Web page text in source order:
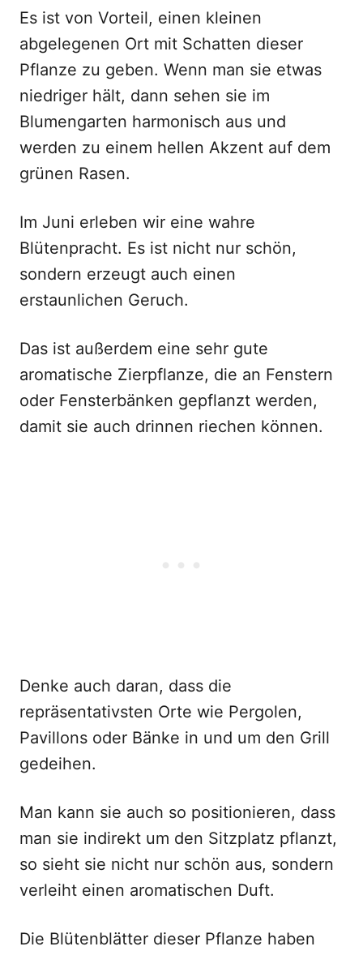
Es ist von Vorteil, einen kleinen
abgelegenen Ort mit Schatten dieser
Pflanze zu geben. Wenn man sie etwas
niedriger hält, dann sehen sie im
Blumengarten harmonisch aus und
werden zu einem hellen Akzent auf dem
grünen Rasen.
Im Juni erleben wir eine wahre
Blütenpracht. Es ist nicht nur schön,
sondern erzeugt auch einen
erstaunlichen Geruch.
Das ist außerdem eine sehr gute
aromatische Zierpflanze, die an Fenstern
oder Fensterbänken gepflanzt werden,
damit sie auch drinnen riechen können.
Denke auch daran, dass die
repräsentativsten Orte wie Pergolen,
Pavillons oder Bänke in und um den Grill
gedeihen.
Man kann sie auch so positionieren, dass
man sie indirekt um den Sitzplatz pflanzt,
so sieht sie nicht nur schön aus, sondern
verleiht einen aromatischen Duft.
Die Blütenblätter dieser Pflanze haben